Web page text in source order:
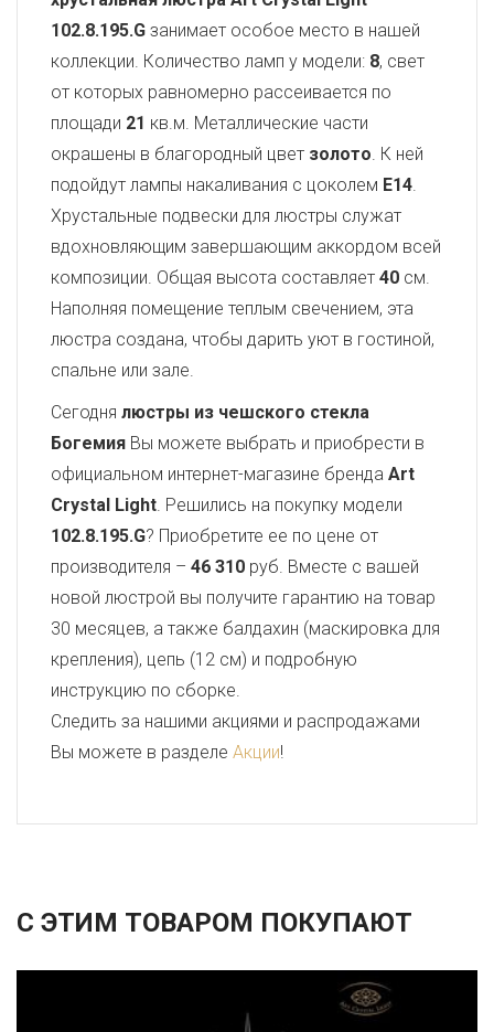
102.8.195.G занимает особое место в нашей
коллекции. Количество ламп у модели: 8, свет
от которых равномерно рассеивается по
площади 21 кв.м. Металлические части
окрашены в благородный цвет золото. К ней
подойдут лампы накаливания с цоколем E14.
Хрустальные подвески для люстры служат
вдохновляющим завершающим аккордом всей
композиции. Общая высота составляет 40 см.
Наполняя помещение теплым свечением, эта
люстра создана, чтобы дарить уют в гостиной,
спальне или зале.
Сегодня люстры из чешского стекла
Богемия Вы можете выбрать и приобрести в
официальном интернет-магазине бренда Art
Crystal Light. Решились на покупку модели
102.8.195.G? Приобретите ее по цене от
производителя – 46 310 руб. Вместе с вашей
новой люстрой вы получите гарантию на товар
30 месяцев, а также балдахин (маскировка для
крепления), цепь (12 см) и подробную
инструкцию по сборке.
Следить за нашими акциями и распродажами
Вы можете в разделе Акции!
С ЭТИМ ТОВАРОМ ПОКУПАЮТ